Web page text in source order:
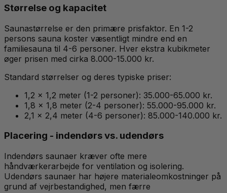
Størrelse og kapacitet
Saunastørrelse er den primære prisfaktor. En 1-2
persons sauna koster væsentligt mindre end en
familiesauna til 4-6 personer. Hver ekstra kubikmeter
øger prisen med cirka 8.000-15.000 kr.
Standard størrelser og deres typiske priser:
1,2 x 1,2 meter (1-2 personer): 35.000-65.000 kr.
1,8 x 1,8 meter (2-4 personer): 55.000-95.000 kr.
2,1 x 2,4 meter (4-6 personer): 85.000-140.000 kr.
Placering - indendørs vs. udendørs
Indendørs saunaer kræver ofte mere
håndværkerarbejde for ventilation og isolering.
Udendørs saunaer har højere materialeomkostninger på
grund af vejrbestandighed, men færre